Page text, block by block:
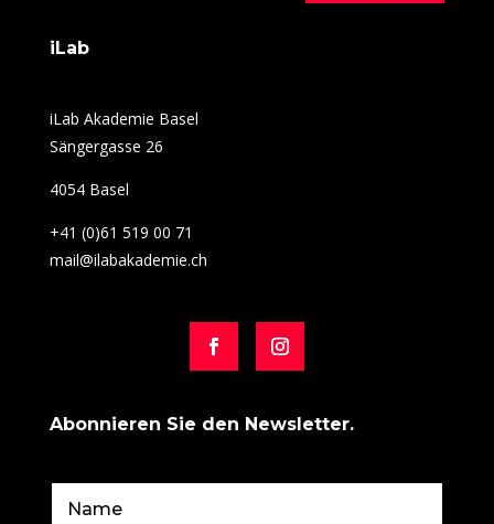
iLab
iLab Akademie Basel
Sängergasse 26
4054 Basel
+41 (0)61 519 00 71
mail@ilabakademie.ch
Abonnieren Sie den Newsletter.